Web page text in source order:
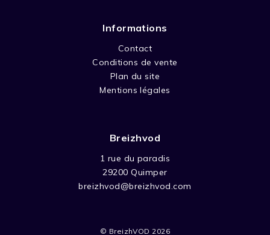
Informations
Contact
Conditions de vente
Plan du site
Mentions légales
Breizhvod
1 rue du paradis
29200 Quimper
breizhvod@breizhvod.com
© BreizhVOD 2026